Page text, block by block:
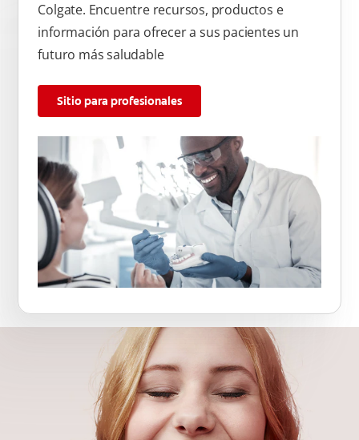
Colgate. Encuentre recursos, productos e
información para ofrecer a sus pacientes un
futuro más saludable
Sitio para profesionales